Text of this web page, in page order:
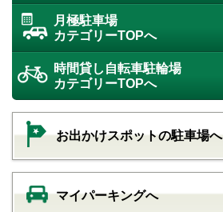
月極駐車場
カテゴリーTOPへ
時間貸し自転車駐輪場
カテゴリーTOPへ
お出かけスポットの駐車場へ
マイパーキングへ